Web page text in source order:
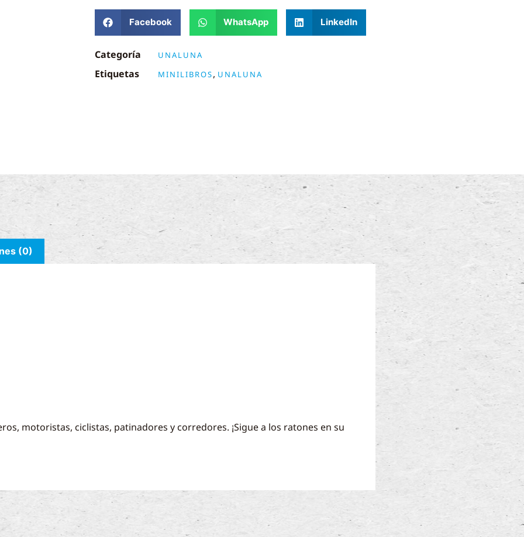
Facebook WhatsApp LinkedIn
Categoría UNALUNA
Etiquetas MINILIBROS, UNALUNA
(0)
motoristas, ciclistas, patinadores y corredores. ¡Sigue a los ratones en su